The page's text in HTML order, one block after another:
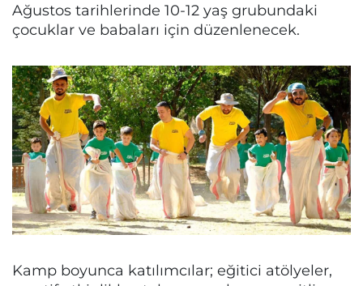
Ağustos tarihlerinde 10-12 yaş grubundaki
çocuklar ve babaları için düzenlenecek.
Kamp boyunca katılımcılar; eğitici atölyeler,